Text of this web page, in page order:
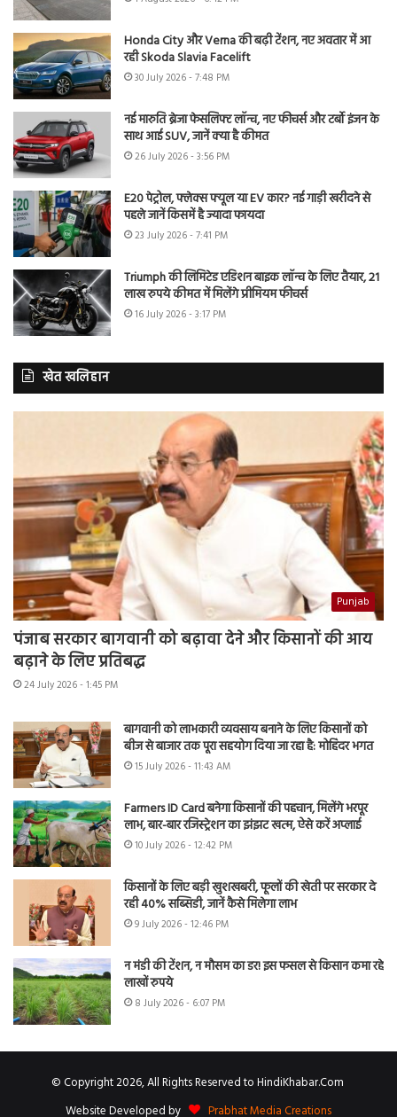
Honda City और Verna की बढ़ी टेंशन, नए अवतार में आ
रही Skoda Slavia Facelift
30 July 2026 - 7:48 PM
नई मारुति ब्रेजा फेसलिफ्ट लॉन्च, नए फीचर्स और टर्बो इंजन के
साथ आई SUV, जानें क्या है कीमत
26 July 2026 - 3:56 PM
E20 पेट्रोल, फ्लेक्स फ्यूल या EV कार? नई गाड़ी खरीदने से
पहले जानें किसमें है ज्यादा फायदा
23 July 2026 - 7:41 PM
Triumph की लिमिटेड एडिशन बाइक लॉन्च के लिए तैयार, 21
लाख रुपये कीमत में मिलेंगे प्रीमियम फीचर्स
16 July 2026 - 3:17 PM
खेत खलिहान
Punjab
पंजाब सरकार बागवानी को बढ़ावा देने और किसानों की आय
बढ़ाने के लिए प्रतिबद्ध
24 July 2026 - 1:45 PM
बागवानी को लाभकारी व्यवसाय बनाने के लिए किसानों को
बीज से बाजार तक पूरा सहयोग दिया जा रहा है: मोहिंदर भगत
15 July 2026 - 11:43 AM
Farmers ID Card बनेगा किसानों की पहचान, मिलेंगे भरपूर
लाभ, बार-बार रजिस्ट्रेशन का झंझट खत्म, ऐसे करें अप्लाई
10 July 2026 - 12:42 PM
किसानों के लिए बड़ी खुशखबरी, फूलों की खेती पर सरकार दे
रही 40% सब्सिडी, जानें कैसे मिलेगा लाभ
9 July 2026 - 12:46 PM
न मंडी की टेंशन, न मौसम का डर! इस फसल से किसान कमा रहे
लाखों रुपये
8 July 2026 - 6:07 PM
© Copyright 2026, All Rights Reserved to HindiKhabar.Com
Website Developed by
Prabhat Media Creations